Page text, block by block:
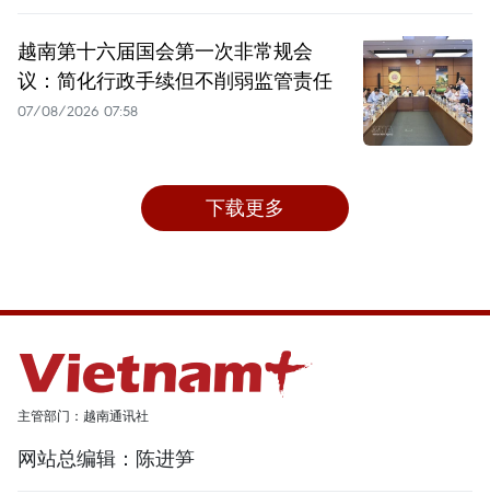
越南第十六届国会第一次非常规会
议：简化行政手续但不削弱监管责任
07/08/2026 07:58
下载更多
主管部门：越南通讯社
网站总编辑：陈进笋